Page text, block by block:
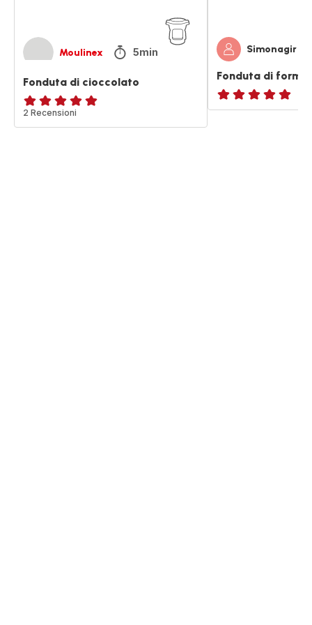
Moulinex 5min
Fonduta di cioccolato
Recensione
di
2 Recensioni
Simonagir
Fonduta di
ratings.NaN